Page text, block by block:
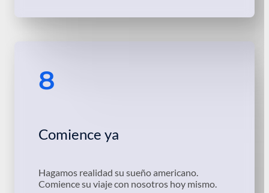
8
Comience ya
Hagamos realidad su sueño americano.
Comience su viaje con nosotros hoy mismo.